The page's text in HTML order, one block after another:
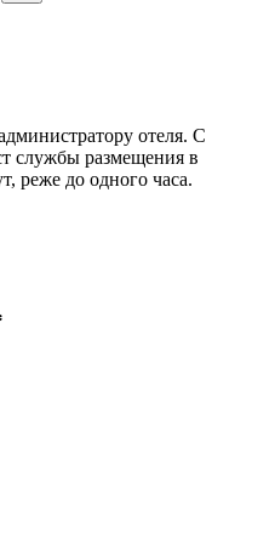
отеля. С
службы размещения в
реже до одного часа.